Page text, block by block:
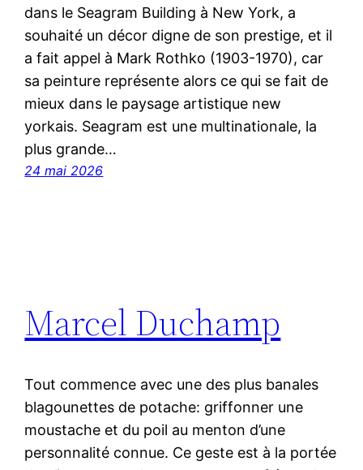
dans le Seagram Building à New York, a
souhaité un décor digne de son prestige, et il
a fait appel à Mark Rothko (1903-1970), car
sa peinture représente alors ce qui se fait de
mieux dans le paysage artistique new
yorkais. Seagram est une multinationale, la
plus grande…
24 mai 2026
Marcel Duchamp
Tout commence avec une des plus banales
blagounettes de potache: griffonner une
moustache et du poil au menton d’une
personnalité connue. Ce geste est à la portée